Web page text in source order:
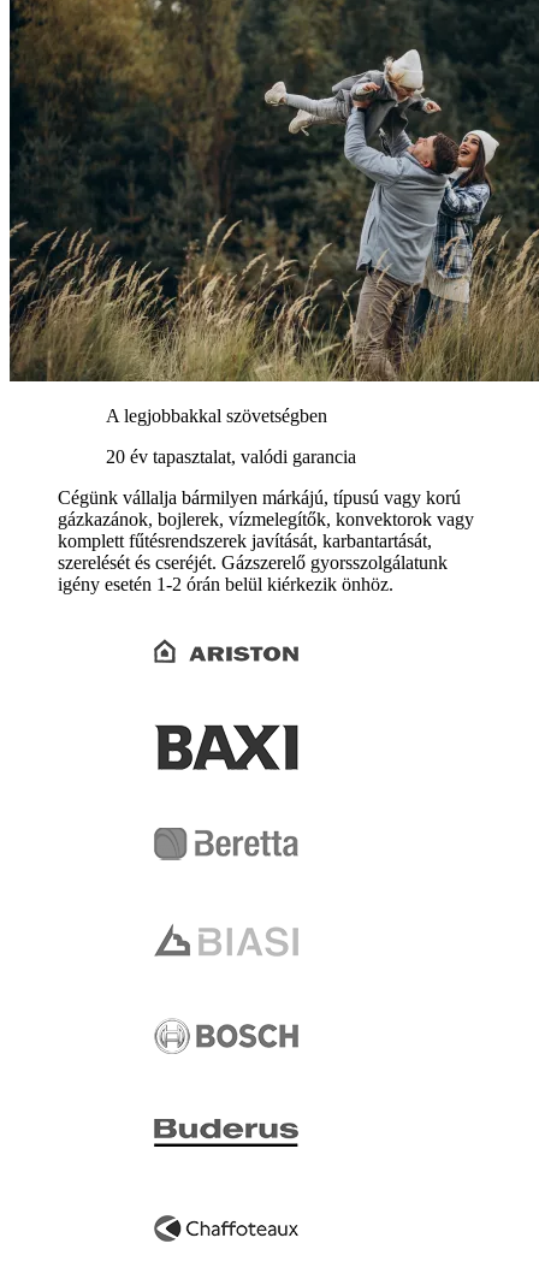
A legjobbakkal szövetségben
20 év tapasztalat, valódi garancia
Cégünk vállalja bármilyen márkájú, típusú vagy korú
gázkazánok, bojlerek, vízmelegítők, konvektorok vagy
komplett fűtésrendszerek javítását, karbantartását,
szerelését és cseréjét. Gázszerelő gyorsszolgálatunk
igény esetén 1-2 órán belül kiérkezik önhöz.